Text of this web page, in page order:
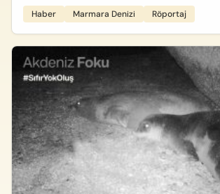
Haber Marmara Denizi Röportaj